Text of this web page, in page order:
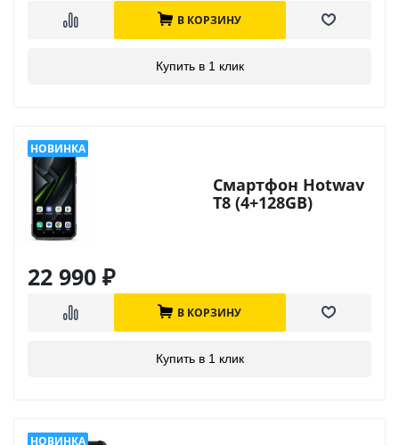
В КОРЗИНУ
Купить в 1 клик
Смартфон Hotwav
T8 (4+128GB)
22 990 ₽
В КОРЗИНУ
Купить в 1 клик